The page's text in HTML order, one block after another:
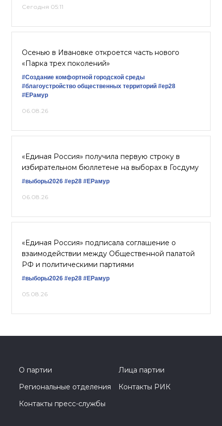
Сегодня 05:11
Осенью в Ивановке откроется часть нового
«Парка трех поколений»
#Создание комфортной городской среды
#благоустройство общественных территорий #ер28
#ЕРамур
06.08.26
«Единая Россия» получила первую строку в
избирательном бюллетене на выборах в Госдуму
#выборы2026 #ер28 #ЕРамур
06.08.26
«Единая Россия» подписала соглашение о
взаимодействии между Общественной палатой
РФ и политическими партиями
#выборы2026 #ер28 #ЕРамур
05.08.26
О партии
Лица партии
Региональные отделения
Контакты РИК
Контакты пресс-службы